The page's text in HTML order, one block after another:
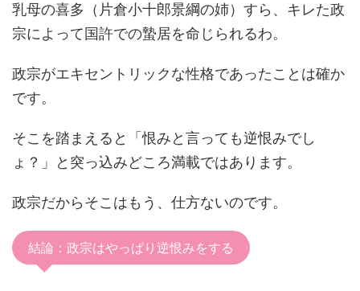
乳母の喜多（片倉小十郎景綱の姉）すら、キレた政
宗によって国許での蟄居を命じられるわ。
政宗がエキセントリックな性格であったことは確か
です。
そこを踏まえると「恨みと言っても逆恨みでし
ょ？」と突っ込みどころ満載ではあります。
政宗だからそこはもう、仕方ないのです。
結論：政宗はやっぱり逆恨みをする